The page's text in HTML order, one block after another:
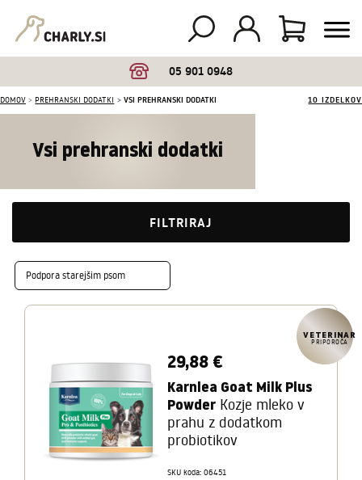
05 901 0948
DOMOV PREHRANSKI DODATKI VSI PREHRANSKI DODATKI 10 IZDELKOV
Vsi prehranski dodatki
FILTRIRAJ
Podpora starejšim psom
29,88 €
VETERINAR
PRIPOROČA
Karnlea Goat Milk Plus
PowderKozje mleko v
prahu z dodatkom
probiotikov
SKU koda: 06451